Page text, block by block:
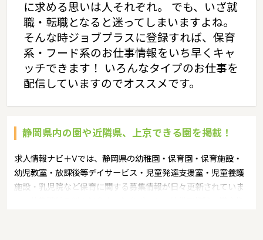
に求める思いは人それぞれ。 でも、いざ就
職・転職となると迷ってしまいますよね。
そんな時ジョブプラスに登録すれば、保育
系・フード系のお仕事情報をいち早くキャ
ッチできます！ いろんなタイプのお仕事を
配信していますのでオススメです。
静岡県内の園や近隣県、上京できる園を掲載！
求人情報ナビ＋Vでは、静岡県の幼稚園・保育園・保育施設・
幼児教室・放課後等デイサービス・児童発達支援室・児童養護
施設・乳児院など保育に関する募集情報が日々更新されていま